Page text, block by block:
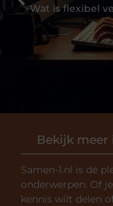
Bekijk meer
Samen-1.nl is dé
onderwerpen. Of
kennis wilt delen